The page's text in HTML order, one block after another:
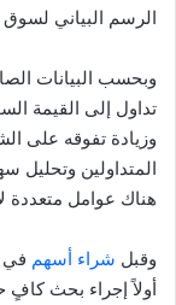
الرسم البياني لسوق
وبحسب البيانات
تداول إلى القيمة
وزيادة تفوقه على
المتداولين وتحليل
هناك عوامل متعددة
وقبل شراء أسهم في
أولاً إجراء بحث كافٍ